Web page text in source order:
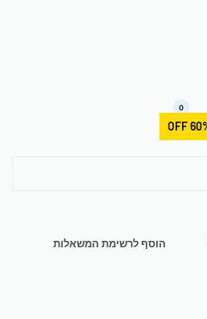
0
הוסף לרשימת המשאלות